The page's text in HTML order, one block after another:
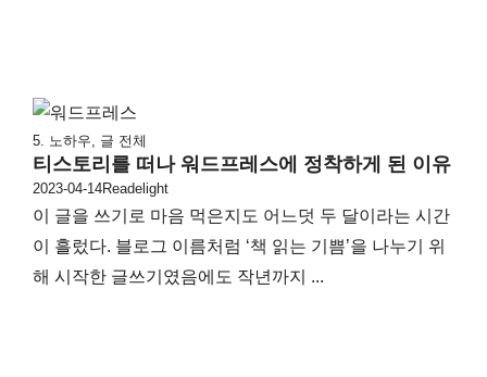
5. 노하우 글 전체
티스토리를 떠나 워드프레스에 정착하게 된 이유
2023-04-14Readelight
이 글을 쓰기로 마음 먹은지도 어느덧 두 달이라는 시간
이 흘렀다. 블로그 이름처럼 ‘책 읽는 기쁨’을 나누기 위
해 시작한 글쓰기였음에도 작년까지 ...